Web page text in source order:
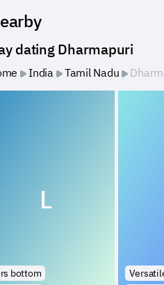
dating Dharmapuri
India Tamil Nadu
L
bottom